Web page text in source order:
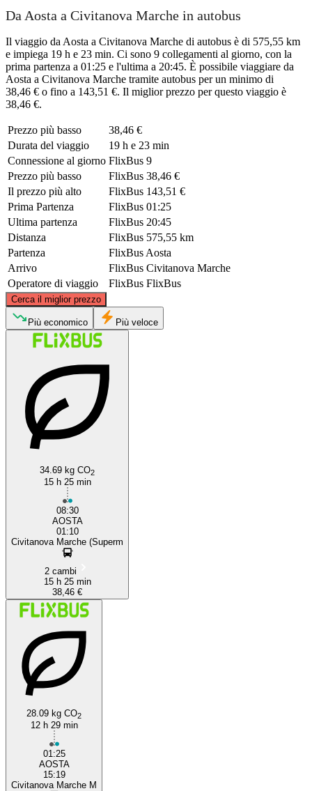
Da Aosta a Civitanova Marche in autobus
Il viaggio da Aosta a Civitanova Marche di autobus è di 575,55 km
e impiega 19 h e 23 min. Ci sono 9 collegamenti al giorno, con la
prima partenza a 01:25 e l'ultima a 20:45. È possibile viaggiare da
Aosta a Civitanova Marche tramite autobus per un minimo di
38,46 € o fino a 143,51 €. Il miglior prezzo per questo viaggio è
38,46 €.
Prezzo più basso
38,46 €
Durata del viaggio
19 h e 23 min
Connessione al giorno FlixBus 9
Prezzo più basso
FlixBus 38,46 €
Il prezzo più alto
FlixBus 143,51 €
Prima Partenza
FlixBus 01:25
Ultima partenza
FlixBus 20:45
Distanza
FlixBus 575,55 km
Partenza
FlixBus Aosta
Arrivo
FlixBus Civitanova Marche
Operatore di viaggio
FlixBus FlixBus
Cerca il miglior prezzo
Aosta
©CARTO
Più economico Più veloce
34.69 kg CO2
15 h 25 min
08:30
AOSTA
01:10
Civitanova Marche (Superm
2 cambi
15 h 25 min
38,46 €
28.09 kg CO2
12 h 29 min
01:25
AOSTA
15:19
Civitanova Marche M